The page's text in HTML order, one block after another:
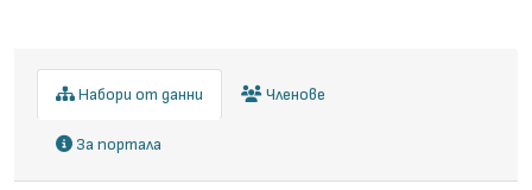
Набори от данни Членове
За портала